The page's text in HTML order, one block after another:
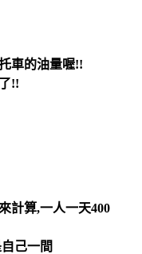
車的油量喔!!
!!
計算,一人一天400
己一間